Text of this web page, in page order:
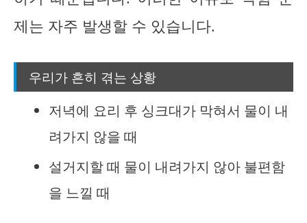
제는 자주 발생할 수 있습니다.
우리가 흔히 겪는 상황
저녁에 요리 후 싱크대가 막혀서 물이 내
려가지 않을 때
설거지할 때 물이 내려가지 않아 불편함
을 느낄 때